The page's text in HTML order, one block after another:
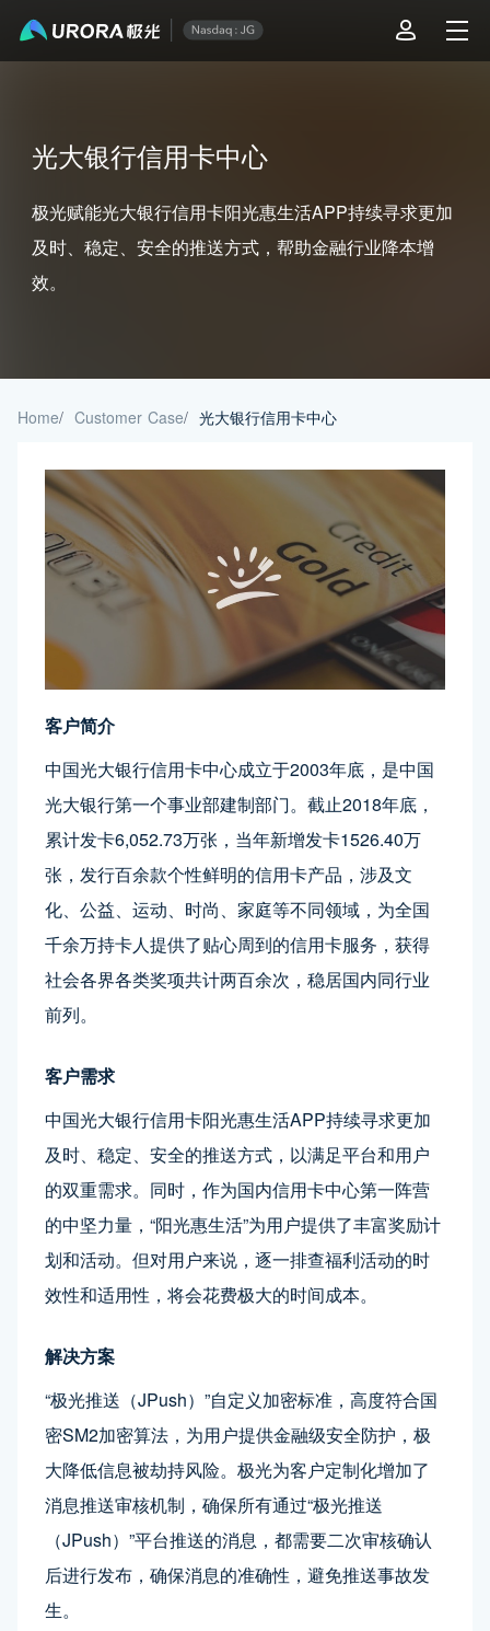
光大银行信用卡中心
极光赋能光大银行信用卡阳光惠生活APP持续寻求更加
及时、稳定、安全的推送方式，帮助金融行业降本增
效。
Home/ Customer Case/ 光大银行信用卡中心
客户简介
中国光大银行信用卡中心成立于2003年底，是中国
光大银行第一个事业部建制部门。截止2018年底，
累计发卡6,052.73万张，当年新增发卡1526.40万
张，发行百余款个性鲜明的信用卡产品，涉及文
化、公益、运动、时尚、家庭等不同领域，为全国
千余万持卡人提供了贴心周到的信用卡服务，获得
社会各界各类奖项共计两百余次，稳居国内同行业
前列。
客户需求
中国光大银行信用卡阳光惠生活APP持续寻求更加
及时、稳定、安全的推送方式，以满足平台和用户
的双重需求。同时，作为国内信用卡中心第一阵营
的中坚力量，“阳光惠生活”为用户提供了丰富奖励计
划和活动。但对用户来说，逐一排查福利活动的时
效性和适用性，将会花费极大的时间成本。
解决方案
“极光推送（JPush）”自定义加密标准，高度符合国
密SM2加密算法，为用户提供金融级安全防护，极
大降低信息被劫持风险。极光为客户定制化增加了
消息推送审核机制，确保所有通过“极光推送
（JPush）”平台推送的消息，都需要二次审核确认
后进行发布，确保消息的准确性，避免推送事故发
生。